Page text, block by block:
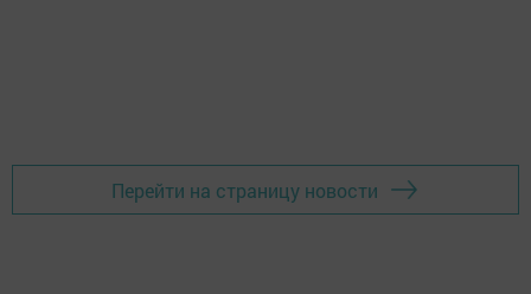
Перейти на страницу новости